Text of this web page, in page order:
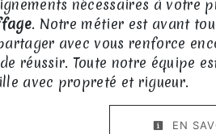
nécessaires à votre
. Notre métier est avant
avec vous renforce
réussir. Toute notre équipe
avec propreté et rigueur.
EN